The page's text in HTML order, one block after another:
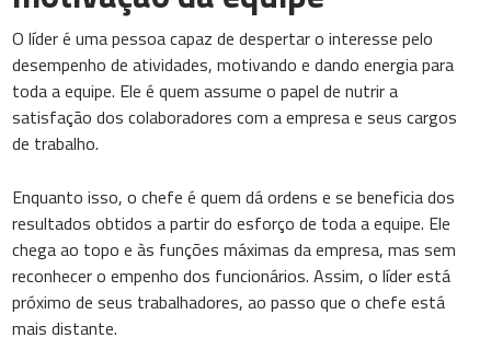
O líder é uma pessoa capaz de despertar o interesse pelo
desempenho de atividades, motivando e dando energia para
toda a equipe. Ele é quem assume o papel de nutrir a
satisfação dos colaboradores com a empresa e seus cargos
de trabalho.
Enquanto isso, o chefe é quem dá ordens e se beneficia dos
resultados obtidos a partir do esforço de toda a equipe. Ele
chega ao topo e às funções máximas da empresa, mas sem
reconhecer o empenho dos funcionários. Assim, o líder está
próximo de seus trabalhadores, ao passo que o chefe está
mais distante.